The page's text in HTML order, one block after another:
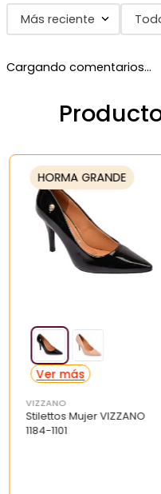
Más reciente
Cargando comentarios…
HORMA GRANDE
VIZZANO
Stilettos Mujer VIZZANO
1184-1101